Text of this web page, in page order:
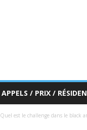
APPELS / PRIX /
Quel est le challenge dans le black